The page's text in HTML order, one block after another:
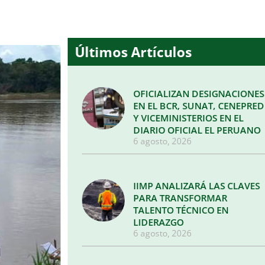
Últimos Artículos
OFICIALIZAN DESIGNACIONES
EN EL BCR, SUNAT, CENEPRED
Y VICEMINISTERIOS EN EL
DIARIO OFICIAL EL PERUANO
6 agosto, 2026
IIMP ANALIZARÁ LAS CLAVES
PARA TRANSFORMAR
TALENTO TÉCNICO EN
LIDERAZGO
6 agosto, 2026